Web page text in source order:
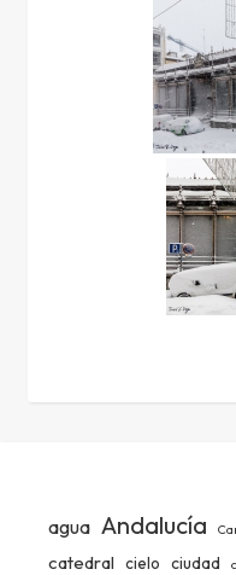
agua Andalucía
catedral cielo ciudad